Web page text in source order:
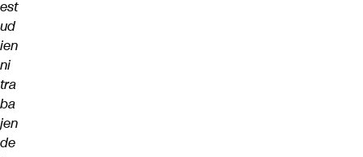
est
ud
ien
ni
tra
ba
jen
de